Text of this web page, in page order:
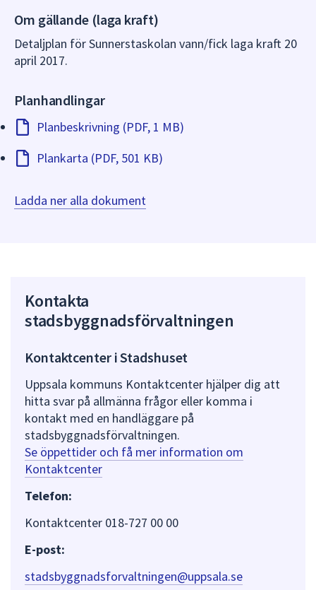
Om gällande (laga kraft)
Detaljplan för Sunnerstaskolan vann/fick laga kraft 20
april 2017.
Planhandlingar
Planbeskrivning (PDF, 1 MB)
Plankarta (PDF, 501 KB)
Ladda ner alla dokument
Kontakta
stadsbyggnadsförvaltningen
Kontaktcenter i Stadshuset
Uppsala kommuns Kontaktcenter hjälper dig att
hitta svar på allmänna frågor eller komma i
kontakt med en handläggare på
stadsbyggnadsförvaltningen.
Se öppettider och få mer information om
Kontaktcenter
Telefon:
Kontaktcenter 018-727 00 00
E-post:
stadsbyggnadsforvaltningen@uppsala.se